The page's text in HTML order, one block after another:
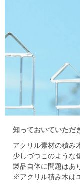
知っておいていただ
アクリル素材の積み
少しづつこのような
製品自体に問題はあ
※アクリル積み木は